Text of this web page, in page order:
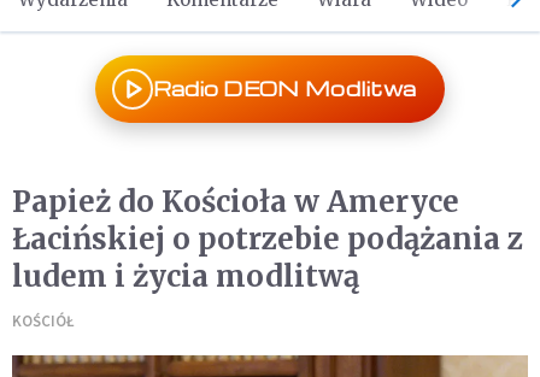
Radio DEON Modlitwa
Papież do Kościoła w Ameryce
Łacińskiej o potrzebie podążania z
ludem i życia modlitwą
KOŚCIÓŁ